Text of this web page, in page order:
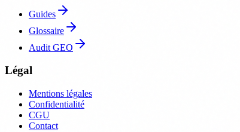
Guides
Glossaire
Audit GEO
Légal
Mentions légales
Confidentialité
CGU
Contact